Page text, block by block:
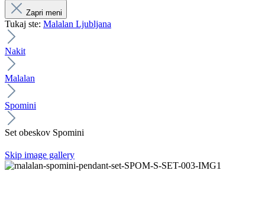
Zapri meni
Tukaj ste: Malalan Ljubljana
Nakit
Malalan
Spomini
Set obeskov Spomini
Skip image gallery